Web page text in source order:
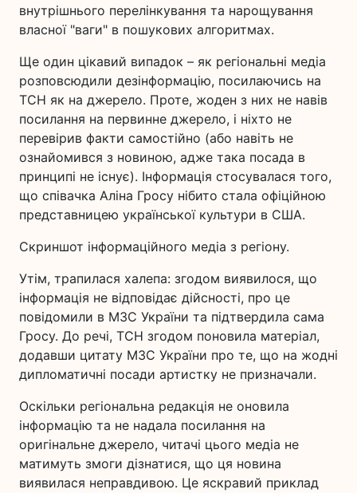
внутрішнього перелінкування та нарощування
власної "ваги" в пошукових алгоритмах.
Ще один цікавий випадок – як регіональні медіа
розповсюдили дезінформацію, посилаючись на
ТСН як на джерело. Проте, жоден з них не навів
посилання на первинне джерело, і ніхто не
перевірив факти самостійно (або навіть не
ознайомився з новиною, адже така посада в
принципі не існує). Інформація стосувалася того,
що співачка Аліна Гросу нібито стала офіційною
представницею української культури в США.
Скриншот інформаційного медіа з регіону.
Утім, трапилася халепа: згодом виявилося, що
інформація не відповідає дійсності, про це
повідомили в МЗС України та підтвердила сама
Гросу. До речі, ТСН згодом поновила матеріал,
додавши цитату МЗС України про те, що на жодні
дипломатичні посади артистку не призначали.
Оскільки регіональна редакція не оновила
інформацію та не надала посилання на
оригінальне джерело, читачі цього медіа не
матимуть змоги дізнатися, що ця новина
виявилася неправдивою. Це яскравий приклад